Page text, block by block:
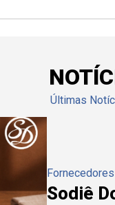
Últimas
Fornecedores
Sodiê